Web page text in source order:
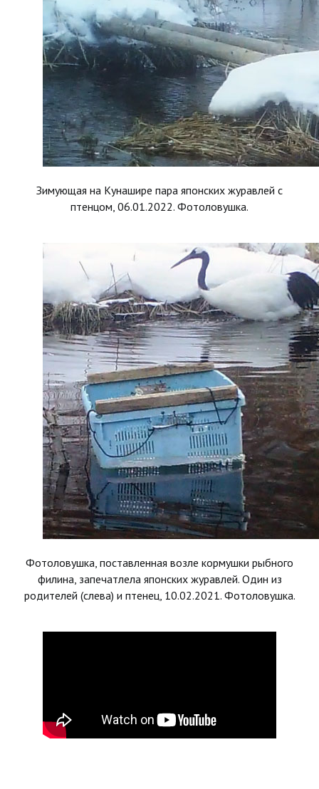
Зимующая на Кунашире пара японских журавлей с
птенцом, 06.01.2022. Фотоловушка.
Фотоловушка, поставленная возле кормушки рыбного
филина, запечатлела японских журавлей. Один из
родителей (слева) и птенец, 10.02.2021. Фотоловушка.